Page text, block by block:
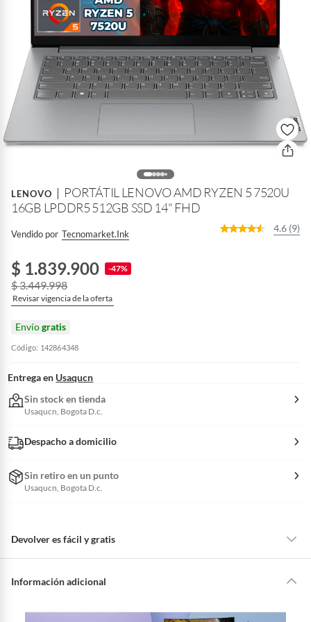
LENOVO
PORTÁTIL LENOVO AMD RYZEN 5 7520U
16GB LPDDR5 512GB SSD 14" FHD
Vendido por Tecnomarket.ink
4.6 (9)
$ 1.839.900 -47%
$ 3.449.998
Revisar vigencia de la oferta
Envíogratis
Código: 142864348
Entrega en Usaqucn
Sin stock en tienda
Usaqucn, Bogota D.c.
Despacho a domicilio
Sin retiro en un punto
Usaqucn, Bogota D.c.
Devolver es fácil y gratis
en todo momento. Por eso, como clientes cuentas con garantías y
Información adicional